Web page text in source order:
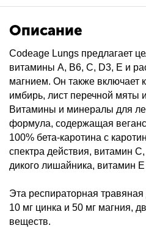
Описание
Codeage Lungs предлагает
витамины A, B6, C, D3, E и
магнием. Он также включает
имбирь, лист перечной мяты
Витамины и минералы для
формула, содержащая
100% бета-каротина с
спектра действия, витамин
дикого лишайника, витамин
Эта респираторная
10 мг цинка и 50 мг магния,
веществ.